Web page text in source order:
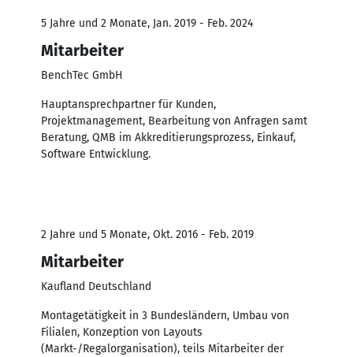
5 Jahre und 2 Monate, Jan. 2019 - Feb. 2024
Mitarbeiter
BenchTec GmbH
Hauptansprechpartner für Kunden,
Projektmanagement, Bearbeitung von Anfragen samt
Beratung, QMB im Akkreditierungsprozess, Einkauf,
Software Entwicklung.
2 Jahre und 5 Monate, Okt. 2016 - Feb. 2019
Mitarbeiter
Kaufland Deutschland
Montagetätigkeit in 3 Bundesländern, Umbau von
Filialen, Konzeption von Layouts
(Markt-/Regalorganisation), teils Mitarbeiter der